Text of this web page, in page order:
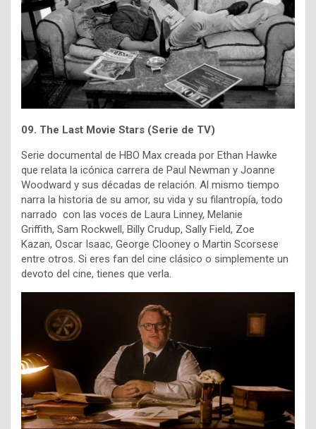
09. The Last Movie Stars (Serie de TV)
Serie documental de HBO Max creada por Ethan Hawke
que relata la icónica carrera de Paul Newman y Joanne
Woodward y sus décadas de relación. Al mismo tiempo
narra la historia de su amor, su vida y su filantropía, todo
narrado con las voces de Laura Linney, Melanie
Griffith, Sam Rockwell, Billy Crudup, Sally Field, Zoe
Kazan, Oscar Isaac, George Clooney o Martin Scorsese
entre otros. Si eres fan del cine clásico o simplemente un
devoto del cine, tienes que verla.